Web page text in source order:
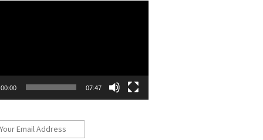
00:00 07:47